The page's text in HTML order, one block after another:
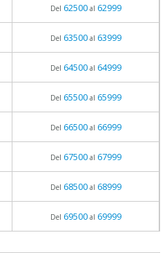
Del 62500al 62999
Del 63500al 63999
Del 64500al 64999
Del 65500al 65999
Del 66500al 66999
Del 67500al 67999
Del 68500al 68999
Del 69500al 69999